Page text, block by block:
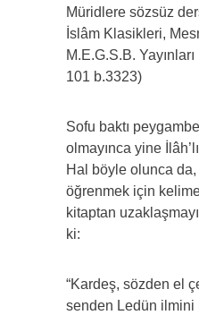
Müridlere sözsüz
İslâm Klasikleri,
M.E.G.S.B.
101 b.3323)
Sofu baktı
olmayınca yine
Hal böyle olunca
öğrenmek için
kitaptan
ki:
“Kardeş, sözden el
senden Ledün ilmini